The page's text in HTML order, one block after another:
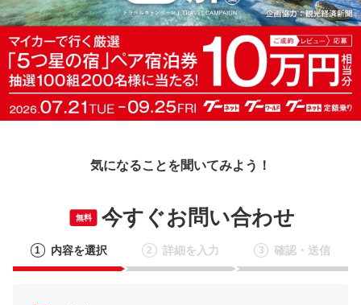
気になることを聞いてみよう！
無料 今すぐお問い合わせ
1 内容を選択 2 詳細を入力 3 確認・送信